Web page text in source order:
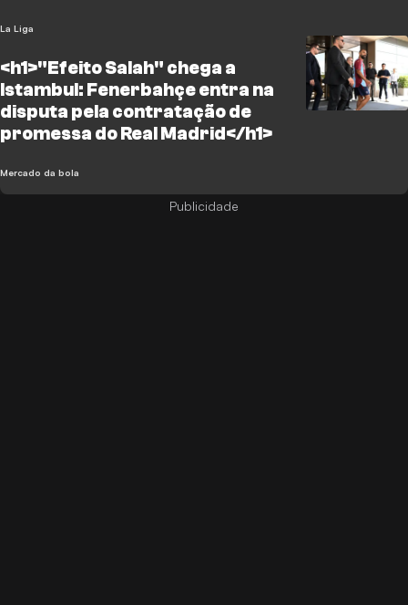
La Liga
<h1>"Efeito Salah" chega a
Istambul: Fenerbahçe entra na
disputa pela contratação de
promessa do Real Madrid</h1>
Mercado da bola